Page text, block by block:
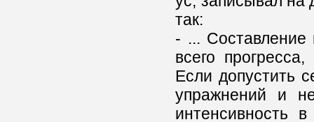
так:
- ... Составление
всего
Если допустить
упражнений и
интенсивность